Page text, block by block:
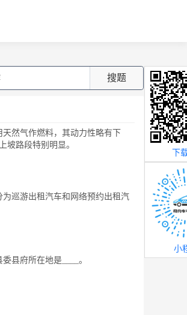
搜题
天然气作燃料，其动力性略有下
坡路段特别明显。
为巡游出租汽车和网络预约出租汽
县府所在地是____。
下
小